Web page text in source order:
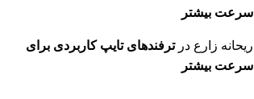
سرعت بیشتر
ریحانه زارع درترفندهای تایپ کاربردی برای
سرعت بیشتر